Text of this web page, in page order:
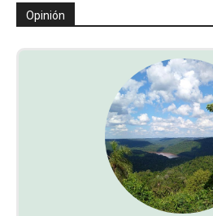
Opinión